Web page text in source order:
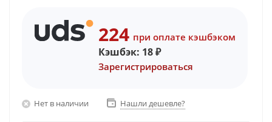
224 при оплате кэшбэком
Кэшбэк: 18₽
Зарегистрироваться
Нет в наличии Нашли дешевле?